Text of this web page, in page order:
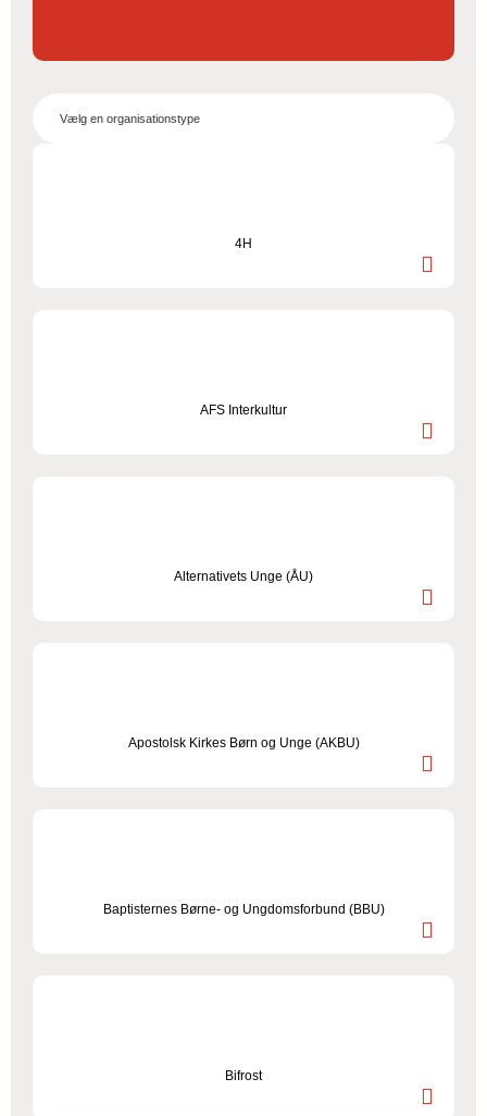
4H
AFS Interkultur
Alternativets Unge (ÅU)
Apostolsk Kirkes Børn og Unge (AKBU)
Baptisternes Børne- og Ungdomsforbund (BBU)
Bifrost